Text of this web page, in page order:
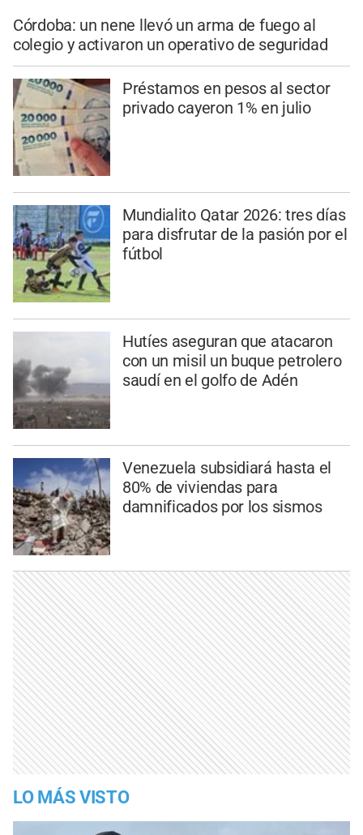
Córdoba: un nene llevó un arma de fuego al
colegio y activaron un operativo de seguridad
Préstamos en pesos al sector
privado cayeron 1% en julio
Mundialito Qatar 2026: tres días
para disfrutar de la pasión por el
fútbol
Hutíes aseguran que atacaron
con un misil un buque petrolero
saudí en el golfo de Adén
Venezuela subsidiará hasta el
80% de viviendas para
damnificados por los sismos
LO MÁS VISTO